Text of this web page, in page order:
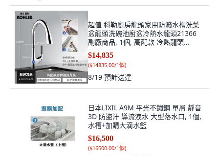
超值 科勒廚房龍頭家用防濺水槽洗菜
盆龍頭洗碗池廚盆冷熱水龍頭21366
副廠商品, 1個, 高配款 冷熱龍頭
24337T
$14,835
($14835.00/1個)
8/19 預計送達
日本LIXIL A9M 平光不鏽鋼 單層 靜音
3D 防盜汗 導流洩水 大型落水口, 1個,
水槽+加購大滴水籃
$16,500
($16500.00/1個)